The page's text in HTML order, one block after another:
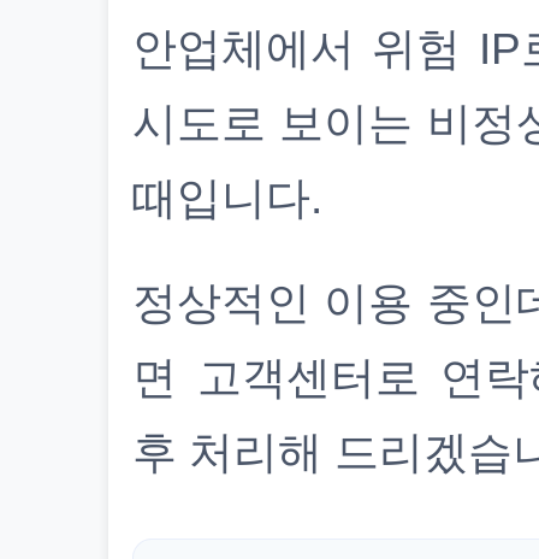
안업체에서 위험
시도로 보이는 비정
때입니다.
정상적인 이용 중인
면 고객센터로 연
후 처리해 드리겠습